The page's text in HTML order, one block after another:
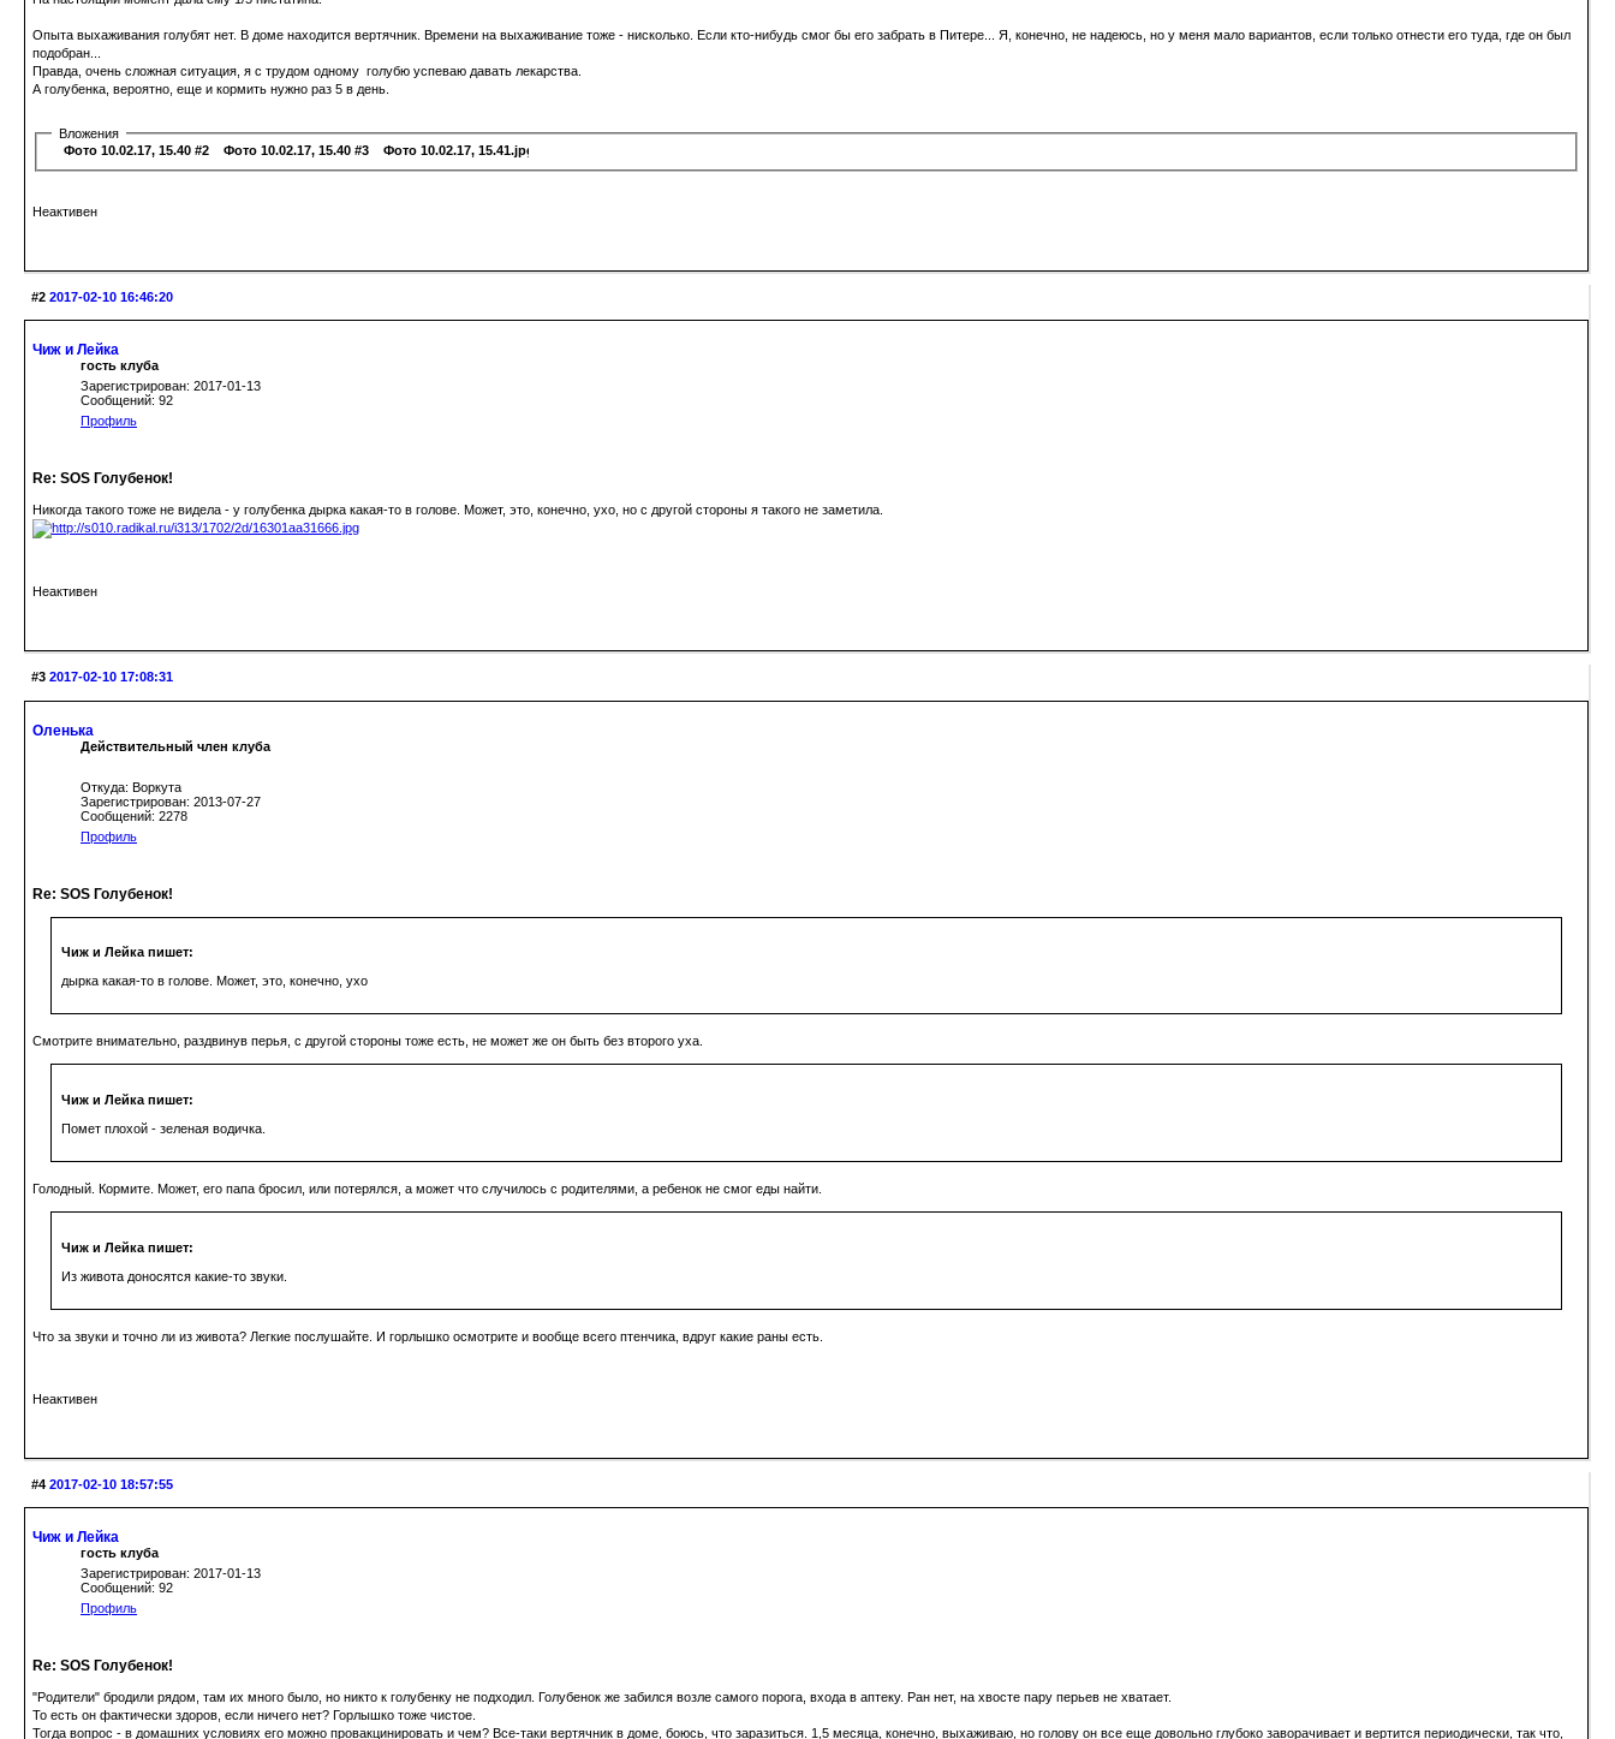
Опыта выхаживания голубят нет. В доме находится вертячник. Времени на выхаживание тоже - нисколько. Если кто-нибудь смог бы его забрать в Питере... Я, конечно, не надеюсь, но у меня мало вариантов, если только отнести его туда, где он был
подобран...
Правда, очень сложная ситуация, я с трудом одному голубю успеваю давать лекарства.
А голубенка, вероятно, еще и кормить нужно раз 5 в день.
Вложения
Фото 10.02.17, 15.40 #2.jpgФото 10.02.17, 15.40 #3.jpgФото 10.02.17, 15.41.jpg
Неактивен
#2 2017-02-10 16:46:20
Чиж и Лейка
гость клуба
Зарегистрирован: 2017-01-13
Сообщений: 92
Профиль
Re: SOS Голубенок!
Никогда такого тоже не видела - у голубенка дырка какая-то в голове. Может, это, конечно, ухо, но с другой стороны я такого не заметила.
Неактивен
#3 2017-02-10 17:08:31
Оленька
Действительный член клуба
Откуда: Воркута
Зарегистрирован: 2013-07-27
Сообщений: 2278
Профиль
Re: SOS Голубенок!
Чиж и Лейка пишет:
дырка какая-то в голове. Может, это, конечно, ухо
Смотрите внимательно, раздвинув перья, с другой стороны тоже есть, не может же он быть без второго уха.
Чиж и Лейка пишет:
Помет плохой - зеленая водичка.
Голодный. Кормите. Может, его папа бросил, или потерялся, а может что случилось с родителями, а ребенок не смог еды найти.
Чиж и Лейка пишет:
Из живота доносятся какие-то звуки.
Что за звуки и точно ли из живота? Легкие послушайте. И горлышко осмотрите и вообще всего птенчика, вдруг какие раны есть.
Неактивен
#4 2017-02-10 18:57:55
Чиж и Лейка
гость клуба
Зарегистрирован: 2017-01-13
Сообщений: 92
Профиль
Re: SOS Голубенок!
"Родители" бродили рядом, там их много было, но никто к голубенку не подходил. Голубенок же забился возле самого порога, входа в аптеку. Ран нет, на хвосте пару перьев не хватает.
То есть он фактически здоров, если ничего нет? Горлышко тоже чистое.
Тогда вопрос - в домашних условиях его можно провакцинировать и чем? Все-таки вертячник в доме, боюсь, что заразиться. 1,5 месяца, конечно, выхаживаю, но голову он все еще довольно глубоко заворачивает и вертится периодически, так что,